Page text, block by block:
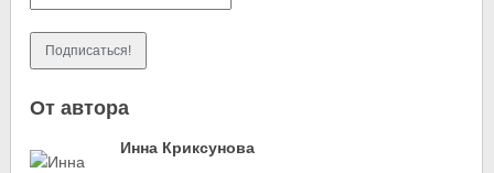
От автора
Инна Криксунова